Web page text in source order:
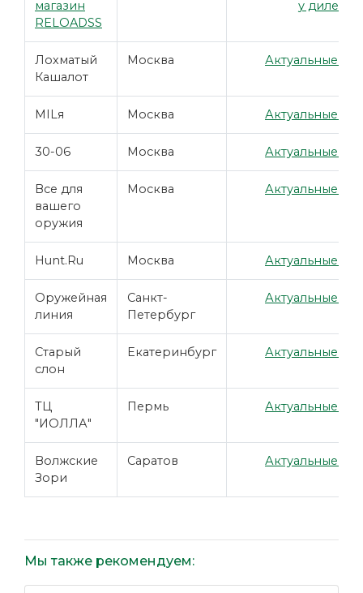
магазин
RELOADSS
у дилера
Лохматый
Кашалот
Москва Актуальные
MILя Москва Актуальные
30-06 Москва Актуальные
Все для
вашего
оружия
Москва Актуальные
Hunt.Ru Москва Актуальные
Оружейная
линия
Санкт-
Петербург
Актуальные
Старый
слон
Екатеринбург Актуальные
ТЦ
"ИОЛЛА"
Пермь Актуальные
Волжские
Зори
Саратов Актуальные
Мы также рекомендуем: